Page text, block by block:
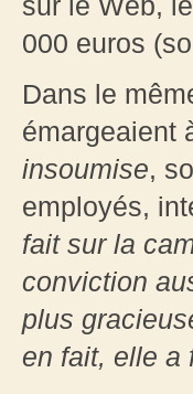
000 euros
Dans le
émargeaient
insoumise,
employés,
fait sur la
conviction
plus
en fait, elle a